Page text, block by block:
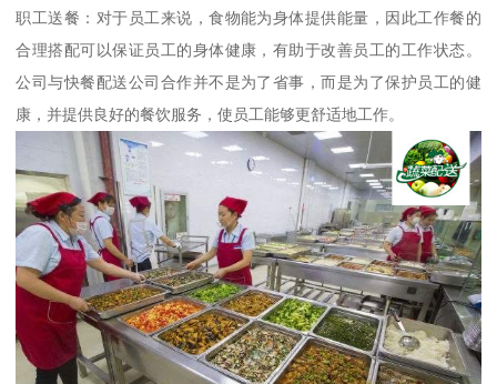
职工送餐：对于员工来说，食物能为身体提供能量，因此工作餐的
合理搭配可以保证员工的身体健康，有助于改善员工的工作状态。
公司与快餐配送公司合作并不是为了省事，而是为了保护员工的健
康，并提供良好的餐饮服务，使员工能够更舒适地工作。